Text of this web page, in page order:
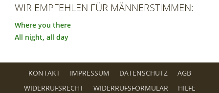
WIR EMPFEHLEN FÜR MÄNNERSTIMMEN:
Where you there
All night, all day
KONTAKT IMPRESSUM DATENSCHUTZ
AGB
WIDERRUFSRECHT
WIDERRUFSFORMULAR
HILFE